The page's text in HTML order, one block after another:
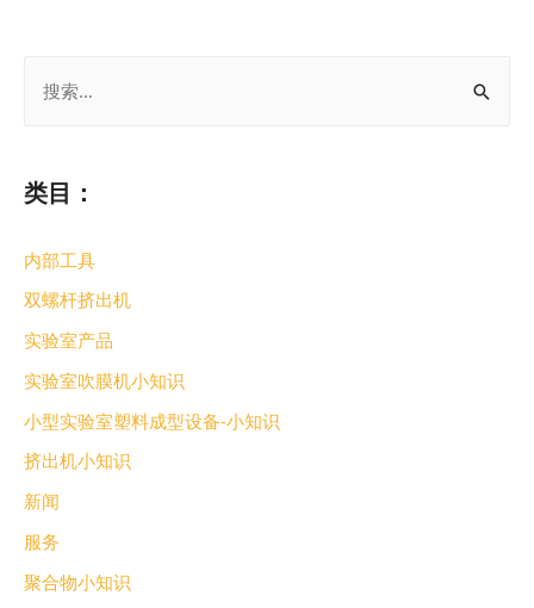
类目：
内部工具
双螺杆挤出机
实验室产品
实验室吹膜机小知识
小型实验室塑料成型设备-小知识
挤出机小知识
新闻
服务
聚合物小知识